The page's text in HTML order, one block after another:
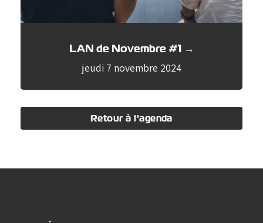
LAN de Novembre #1 →
jeudi 7 novembre 2024
Retour à l'agenda